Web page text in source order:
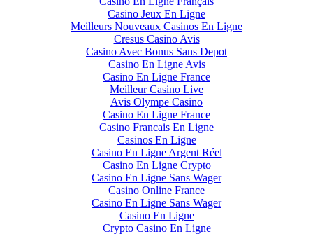
Casino Jeux En Ligne
Meilleurs Nouveaux Casinos En Ligne
Cresus Casino Avis
Casino Avec Bonus Sans Depot
Casino En Ligne Avis
Casino En Ligne France
Meilleur Casino Live
Avis Olympe Casino
Casino En Ligne France
Casino Francais En Ligne
Casinos En Ligne
Casino En Ligne Argent Réel
Casino En Ligne Crypto
Casino En Ligne Sans Wager
Casino Online France
Casino En Ligne Sans Wager
Casino En Ligne
Crypto Casino En Ligne